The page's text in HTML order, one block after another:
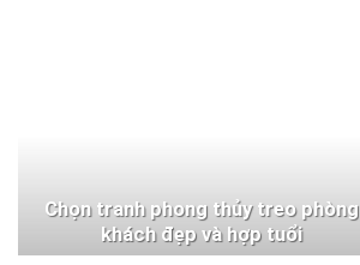
Chọn tranh phong thủy treo phòng
khách đẹp và hợp tuổi